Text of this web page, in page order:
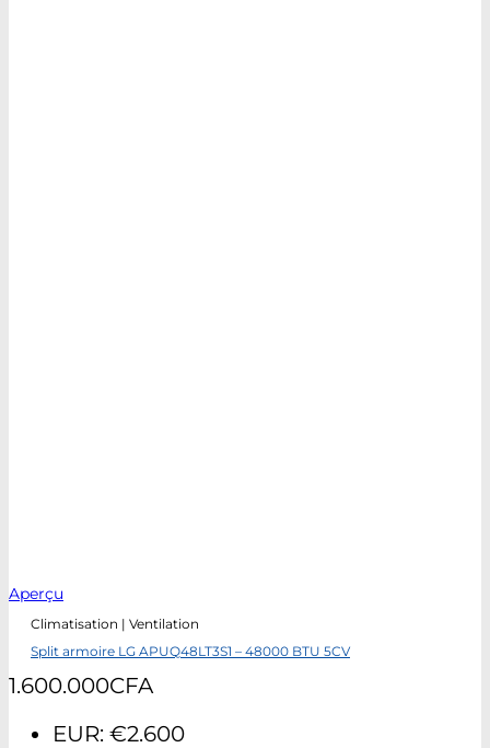
Aperçu
Climatisation | Ventilation
Split armoire LG APUQ48LT3S1 – 48000 BTU 5CV
1.600.000CFA
EUR: €2.600